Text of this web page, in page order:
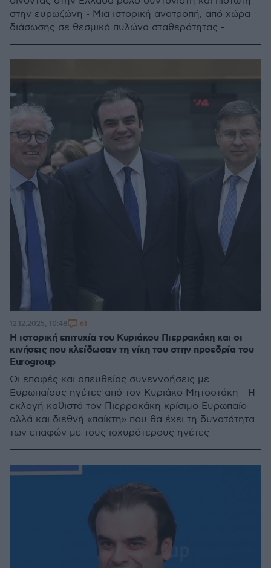
στην ευρωζώνη - Μια ιστορική ανατροπή, από χώρα
διάσωσης σε θεσμικό πυλώνα σταθερότητας -
Η ιστορική επιτυχία του Κυριάκου Πιερρακάκη και οι
κινήσεις που κλείδωσαν τη νίκη του στην προεδρία του
Eurogroup
Οι επαφές και απευθείας συνεννοήσεις με
Ευρωπαίους ηγέτες από τον Κυριάκο Μητσοτάκη - Η
εκλογή καθιστά τον Πιερρακάκη κρίσιμο Ευρωπαίο
αλλά και διεθνή «παίκτη» που θα έχει τη δυνατότητα
των επαφών με τους ισχυρότερους ηγέτες
12.12.2025, 10:48 61